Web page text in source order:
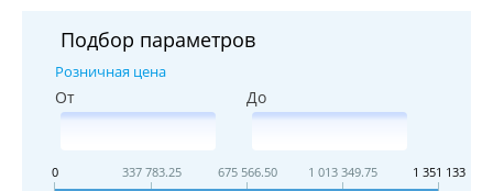
Подбор параметров
Розничная цена
От До
0 337 783.25 675 566.50 1 013 349.75 1 351 133